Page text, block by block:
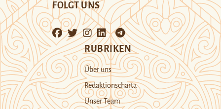
FOLGT UNS
RUBRIKEN
Über uns
Redaktionscharta
Unser Team